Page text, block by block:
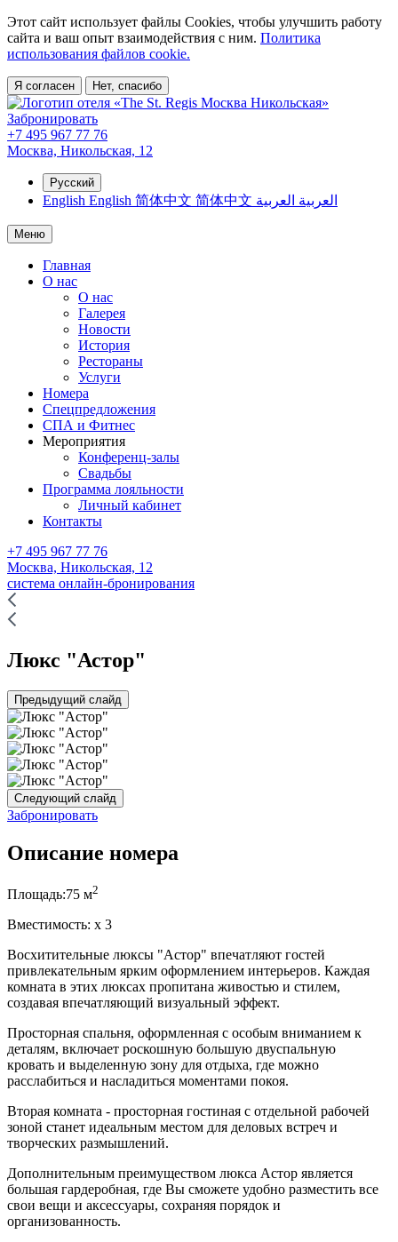
Этот сайт использует файлы Cookies, чтобы улучшить работу
сайта и ваш опыт взаимодействия с ним. Политика
использования файлов cookie.
Я согласен Нет, спасибо
Забронировать
+7 495 967 77 76
Москва, Никольская, 12
Русский
English English 简体中文 简体中文 العربية العربية
Меню
Главная
О нас
О нас
Галерея
Новости
История
Рестораны
Услуги
Номера
Спецпредложения
СПА и Фитнес
Мероприятия
Конференц-залы
Свадьбы
Программа лояльности
Личный кабинет
Контакты
+7 495 967 77 76
Москва, Никольская, 12
система онлайн-бронирования
Люкс "Астор"
Предыдущий слайд
Следующий слайд
Забронировать
Описание номера
Площадь:75 м2
Вместимость: x 3
Восхитительные люксы "Астор" впечатляют гостей
привлекательным ярким оформлением интерьеров. Каждая
комната в этих люксах пропитана живостью и стилем,
создавая впечатляющий визуальный эффект.
Просторная спальня, оформленная с особым вниманием к
деталям, включает роскошную большую двуспальную
кровать и выделенную зону для отдыха, где можно
расслабиться и насладиться моментами покоя.
Вторая комната - просторная гостиная с отдельной рабочей
зоной станет идеальным местом для деловых встреч и
творческих размышлений.
Дополнительным преимуществом люкса Астор является
большая гардеробная, где Вы сможете удобно разместить все
свои вещи и аксессуары, сохраняя порядок и
организованность.